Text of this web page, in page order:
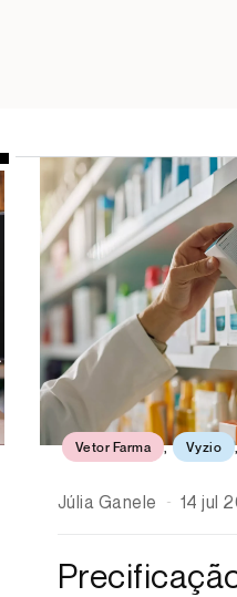
Vetor Farma , Vyzio
Júlia Ganele 14 jul